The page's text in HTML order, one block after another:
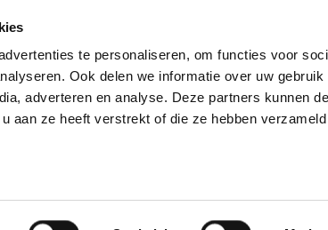
te personaliseren, om functies voor
Ook delen we informatie over uw gebruik
adverteren en analyse. Deze partners kunnen
aan ze heeft verstrekt of die ze hebben
sales@gpgroot.nl
088 - 472 03 50